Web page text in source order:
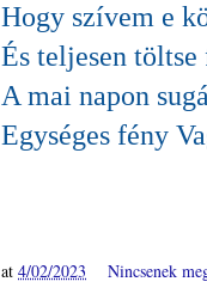
Hogy szívem e
És teljesen
A mai napon
Egységes fény
at 4/02/2023 Nincsenek